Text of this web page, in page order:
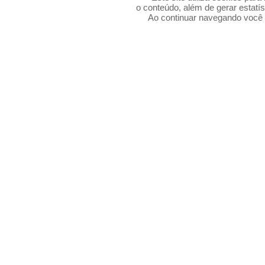
o conteúdo, além de gerar
Ao continuar navegando